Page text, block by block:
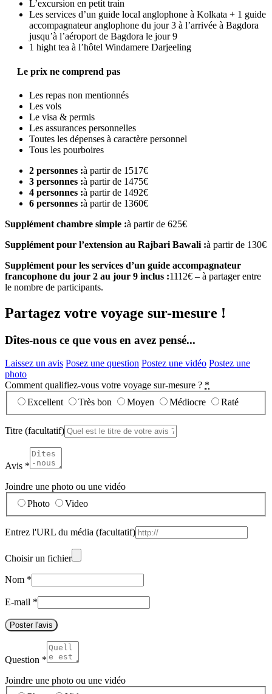
L’excursion en petit train
Les services d’un guide local anglophone à Kolkata + 1 guide
accompagnateur anglophone du jour 3 à l’arrivée à Bagdora
jusqu’à l’aéroport de Bagdora le jour 9
1 hight tea à l’hôtel Windamere Darjeeling
Le prix ne comprend pas
Les repas non mentionnés
Les vols
Le visa & permis
Les assurances personnelles
Toutes les dépenses à caractère personnel
Tous les pourboires
2 personnes :à partir de 1517€
3 personnes :à partir de 1475€
4 personnes :à partir de 1492€
6 personnes :à partir de 1360€
Supplément chambre simple :à partir de 625€
Supplément pour l’extension au Rajbari Bawali :à partir de 130€
Supplément pour les services d’un guide accompagnateur
francophone du jour 2 au jour 9 inclus :1112€ – à partager entre
le nombre de participants.
Partagez votre voyage sur-mesure !
Dîtes-nous ce que vous en avez pensé...
Laissez un avis Posez une question Postez une vidéo Postez une
photo
Comment qualifiez-vous votre voyage sur-mesure ? *
Excellent
Très bon Moyen Médiocre Raté
Titre (facultatif)
Avis *
Joindre une photo ou une vidéo
Photo
Video
Entrez l'URL du média (facultatif)
Choisir un fichier
Nom *
E-mail *
Poster l'avis
Question *
Joindre une photo ou une vidéo